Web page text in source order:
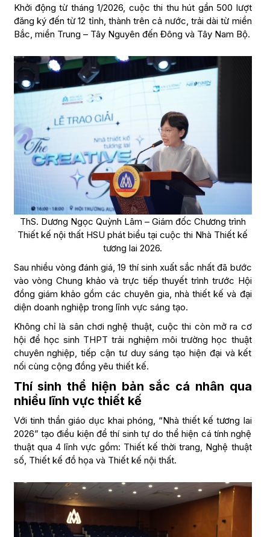
Khởi động từ tháng 1/2026, cuộc thi thu hút gần 500 lượt
đăng ký đến từ 12 tỉnh, thành trên cả nước, trải dài từ miền
Bắc, miền Trung – Tây Nguyên đến Đông và Tây Nam Bộ.
ThS. Dương Ngọc Quỳnh Lâm – Giám đốc Chương trình
Thiết kế nội thất HSU phát biểu tại cuộc thi Nhà Thiết kế
tương lai 2026.
Sau nhiều vòng đánh giá, 19 thí sinh xuất sắc nhất đã bước
vào vòng Chung khảo và trực tiếp thuyết trình trước Hội
đồng giám khảo gồm các chuyên gia, nhà thiết kế và đại
diện doanh nghiệp trong lĩnh vực sáng tạo.
Không chỉ là sân chơi nghệ thuật, cuộc thi còn mở ra cơ
hội để học sinh THPT trải nghiệm môi trường học thuật
chuyên nghiệp, tiếp cận tư duy sáng tạo hiện đại và kết
nối cùng cộng đồng yêu thiết kế.
Thí sinh thể hiện bản sắc cá nhân qua
nhiều lĩnh vực thiết kế
Với tinh thần giáo dục khai phóng, “Nhà thiết kế tương lai
2026” tạo điều kiện để thí sinh tự do thể hiện cá tính nghệ
thuật qua 4 lĩnh vực gồm: Thiết kế thời trang, Nghệ thuật
số, Thiết kế đồ họa và Thiết kế nội thất.